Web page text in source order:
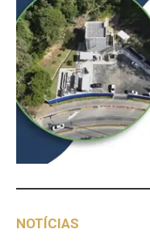
NOTÍCIAS